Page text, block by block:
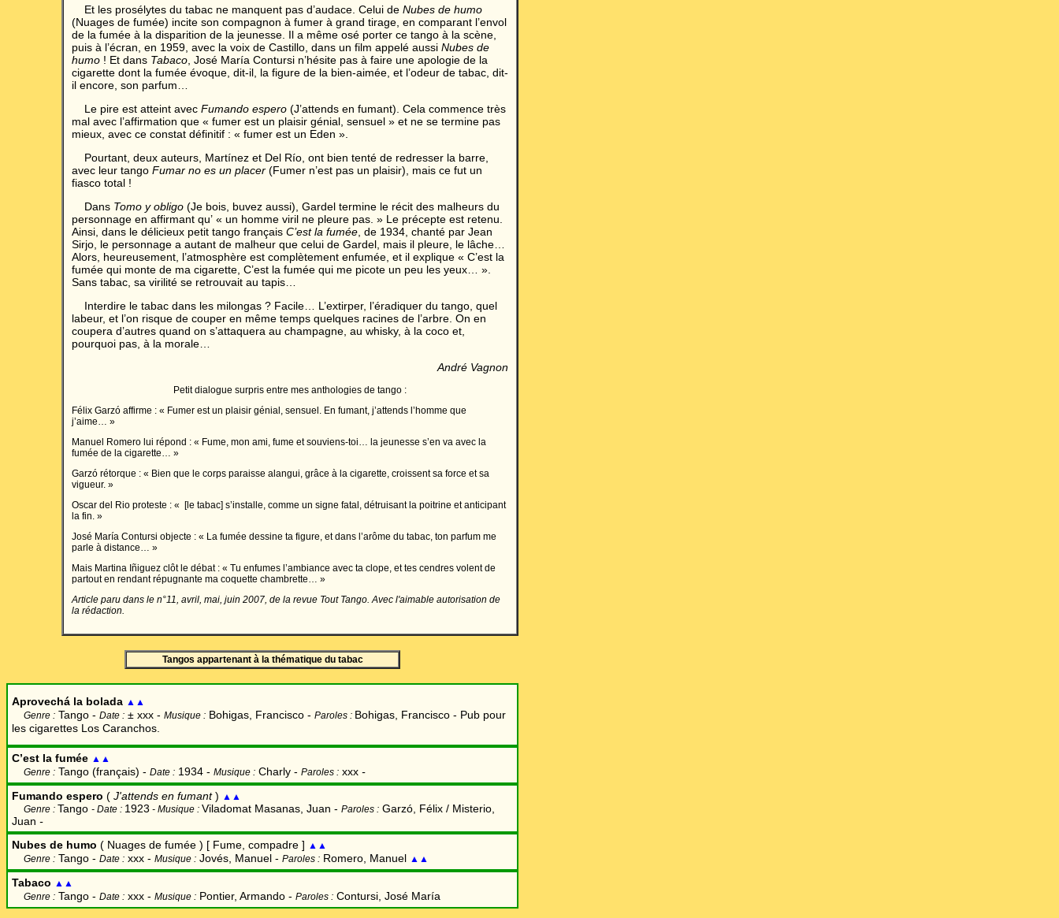
Et les prosélytes du tabac ne manquent pas d’audace. Celui de Nubes de humo
(Nuages de fumée) incite son compagnon à fumer à grand tirage, en comparant l’envol
de la fumée à la disparition de la jeunesse. Il a même osé porter ce tango à la scène,
puis à l’écran, en 1959, avec la voix de Castillo, dans un film appelé aussi Nubes de
humo ! Et dans Tabaco , José María Contursi n’hésite pas à faire une apologie de la
cigarette dont la fumée évoque, dit-il, la figure de la bien-aimée, et l’odeur de tabac, dit-
il encore, son parfum…
Le pire est atteint avec Fumando espero (J’attends en fumant). Cela commence très
mal avec l’affirmation que « fumer est un plaisir génial, sensuel » et ne se termine pas
mieux, avec ce constat définitif : « fumer est un Eden ».
Pourtant, deux auteurs, Martínez et Del Río, ont bien tenté de redresser la barre,
avec leur tango Fumar no es un placer (Fumer n’est pas un plaisir), mais ce fut un
fiasco total !
Dans Tomo y obligo (Je bois, buvez aussi), Gardel termine le récit des malheurs du
personnage en affirmant qu’ « un homme viril ne pleure pas. » Le précepte est retenu.
Ainsi, dans le délicieux petit tango français C’est la fumée , de 1934, chanté par Jean
Sirjo, le personnage a autant de malheur que celui de Gardel, mais il pleure, le lâche…
Alors, heureusement, l’atmosphère est complètement enfumée, et il explique « C’est la
fumée qui monte de ma cigarette, C’est la fumée qui me picote un peu les yeux… ».
Sans tabac, sa virilité se retrouvait au tapis…
Interdire le tabac dans les milongas ? Facile… L’extirper, l’éradiquer du tango, quel
labeur, et l’on risque de couper en même temps quelques racines de l’arbre. On en
coupera d’autres quand on s’attaquera au champagne, au whisky, à la coco et,
pourquoi pas, à la morale…
André Vagnon
Petit dialogue surpris entre mes anthologies de tango :
Félix Garzó affirme : « Fumer est un plaisir génial, sensuel. En fumant, j’attends l’homme que
j’aime… »
Manuel Romero lui répond : « Fume, mon ami, fume et souviens-toi… la jeunesse s’en va avec la
fumée de la cigarette… »
Garzó rétorque : « Bien que le corps paraisse alangui, grâce à la cigarette, croissent sa force et sa
vigueur. »
Oscar del Rio proteste : « [le tabac] s’installe, comme un signe fatal, détruisant la poitrine et anticipant
la fin. »
José María Contursi objecte : « La fumée dessine ta figure, et dans l’arôme du tabac, ton parfum me
parle à distance… »
Mais Martina Iñiguez clôt le débat : « Tu enfumes l’ambiance avec ta clope, et tes cendres volent de
partout en rendant répugnante ma coquette chambrette… »
Article paru dans le n°11, avril, mai, juin 2007, de la revue Tout Tango. Avec l'aimable autorisation de
la rédaction.
Tangos appartenant à la thématique du tabac
Aprovechá la bolada ▲▲
Genre : Tango - Date : ± xxx - Musique : Bohigas, Francisco - Paroles : Bohigas, Francisco - Pub pour
les cigarettes Los Caranchos.
C’est la fumée ▲▲
Genre : Tango (français) - Date : 1934 - Musique : Charly - Paroles : xxx -
Fumando espero ( J'attends en fumant ) ▲▲
Genre : Tango - Date : 1923 - Musique : Viladomat Masanas, Juan - Paroles : Garzó, Félix / Misterio,
Juan -
Nubes de humo ( Nuages de fumée ) [ Fume, compadre ] ▲▲
Genre : Tango - Date : xxx - Musique : Jovés, Manuel - Paroles : Romero, Manuel ▲▲
Tabaco ▲▲
Genre : Tango - Date : xxx - Musique : Pontier, Armando - Paroles : Contursi, José María